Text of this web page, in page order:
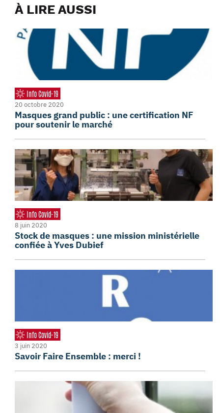
À LIRE AUSSI
Info Covid-19
20 octobre 2020
Masques grand public : une certification NF
pour soutenir le marché
Info Covid-19
8 juin 2020
Stock de masques : une mission ministérielle
confiée à Yves Dubief
Info Covid-19
3 juin 2020
Savoir Faire Ensemble : merci !